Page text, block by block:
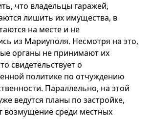
что владельцы гаражей,
лишить их имущества, в
на месте и не
из Мариуполя. Несмотря на это,
органы не принимают их
свидетельствует о
политике по отчуждению
Параллельно, на этой
ведутся планы по застройке,
возмущение среди местных